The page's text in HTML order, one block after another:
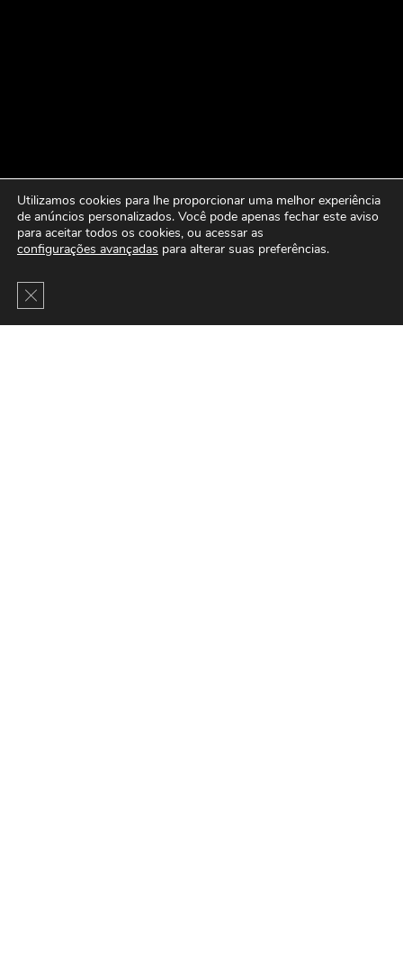
Utilizamos cookies para lhe proporcionar uma melhor experiência
de anúncios personalizados. Você pode apenas fechar este aviso
para aceitar todos os cookies, ou acessar as
configurações avançadas para alterar suas preferências.
Close GDPR Cookie Banner